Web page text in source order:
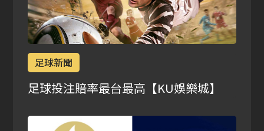
足球新聞
足球投注賠率最台最高【KU娛樂城】